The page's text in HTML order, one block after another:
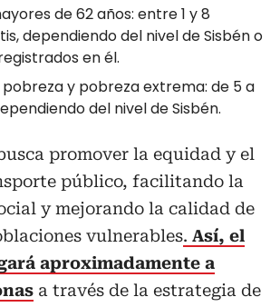
de 62 años: entre 1 y 8
dependiendo del nivel de Sisbén o
en él.
pobreza y pobreza extrema: de 5 a
del nivel de Sisbén.
promover la equidad y el
público, facilitando la
y mejorando la calidad de
vulnerables. Así, el
aproximadamente a
a través de la estrategia de